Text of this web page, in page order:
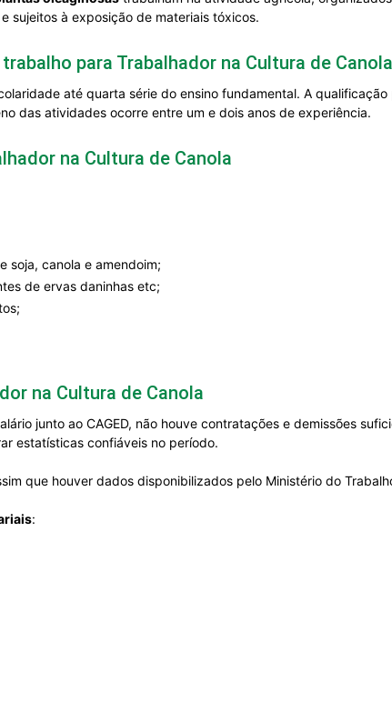
sujeitos à exposição de materiais tóxicos.
para Trabalhador na Cultura de Canola
até quarta série do ensino fundamental. A
das atividades ocorre entre um e dois anos de experiência.
na Cultura de Canola
soja, canola e amendoim;
de ervas daninhas etc;
na Cultura de Canola
junto ao CAGED, não houve contratações e demissões
estatísticas confiáveis no período.
que houver dados disponibilizados pelo Ministério do
: